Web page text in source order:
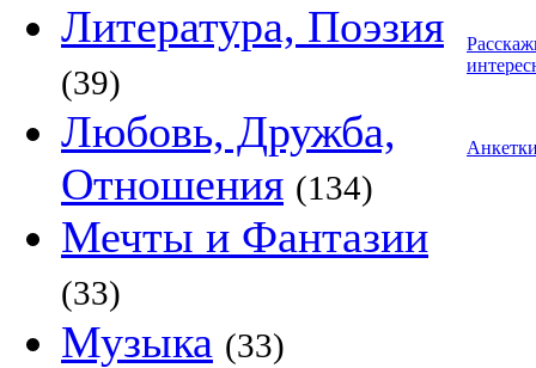
Литература, Поэзия
(39)
Любовь, Дружба,
Отношения (134)
Мечты и Фантазии
(33)
Музыка (33)